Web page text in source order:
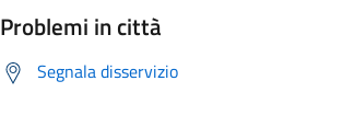
Problemi in città
Segnala disservizio